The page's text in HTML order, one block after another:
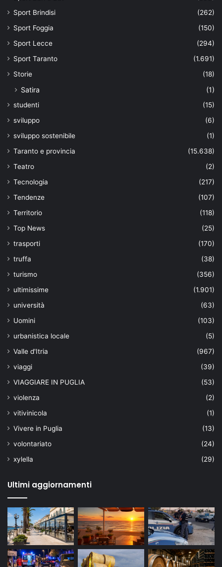
Sport Brindisi
(262)
Sport Foggia
(150)
Sport Lecce
(294)
Sport Taranto
(1.691)
Storie
(18)
Satira (1)
studenti
(15)
sviluppo
(6)
sviluppo sostenibile
(1)
Taranto e provincia
(15.638)
Teatro
(2)
Tecnologia
(217)
Tendenze
(107)
Territorio
(118)
Top News
(25)
trasporti
(170)
truffa
(38)
turismo
(356)
ultimissime
(1.901)
università
(63)
Uomini
(103)
urbanistica locale
(5)
Valle d'Itria
(967)
viaggi
(39)
VIAGGIARE IN PUGLIA
(53)
violenza
(2)
vitivinicola
(1)
Vivere in Puglia
(13)
volontariato
(24)
xylella
(29)
Ultimi aggiornamenti